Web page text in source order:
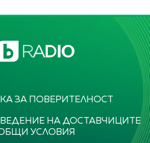
ЗА ПОВЕРИТЕЛНОСТ
НА ДОСТАВЧИЦИТЕ
УСЛОВИЯ